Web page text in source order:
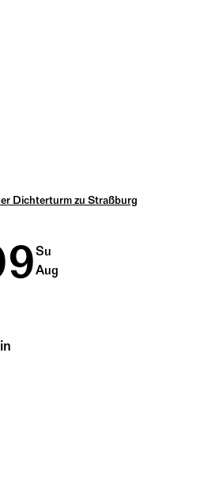
Dichterturm zu Straßburg
Su
Aug